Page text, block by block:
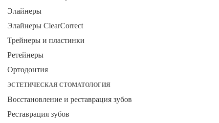
Элайнеры
Элайнеры ClearCorrect
Трейнеры и пластинки
Ретейнеры
Ортодонтия
ЭСТЕТИЧЕСКАЯ СТОМАТОЛОГИЯ
Восстановление и реставрация зубов
Реставрация зубов